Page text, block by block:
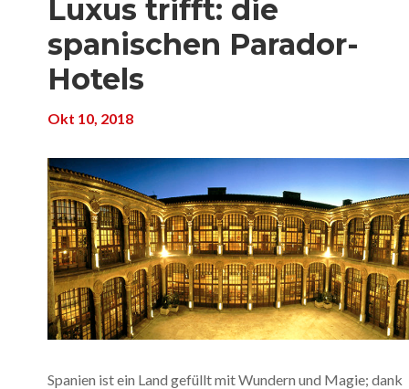
Luxus trifft: die
spanischen Parador-
Hotels
Okt 10, 2018
Spanien ist ein Land gefüllt mit Wundern und Magie; dank